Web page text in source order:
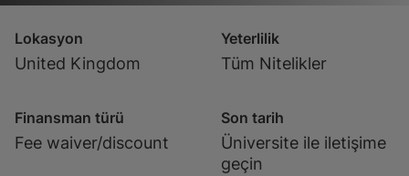
Lokasyon
United Kingdom
Yeterlilik
Tüm Nitelikler
Finansman türü
Fee waiver/discount
Son tarih
Üniversite ile iletişime
geçin